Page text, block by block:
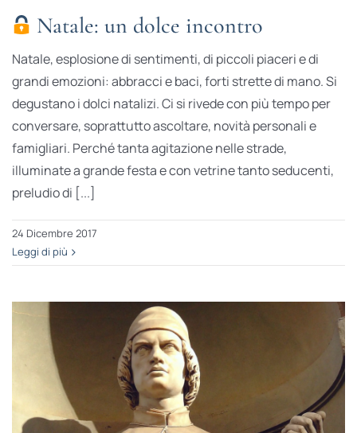
Natale: un dolce incontro
Natale, esplosione di sentimenti, di piccoli piaceri e di
grandi emozioni: abbracci e baci, forti strette di mano. Si
degustano i dolci natalizi. Ci si rivede con più tempo per
conversare, soprattutto ascoltare, novità personali e
famigliari. Perché tanta agitazione nelle strade,
illuminate a grande festa e con vetrine tanto seducenti,
preludio di [...]
24 Dicembre 2017
Leggi di più